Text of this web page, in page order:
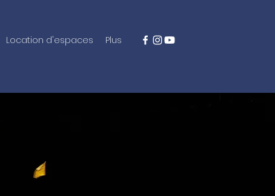
Location d'espaces Plus